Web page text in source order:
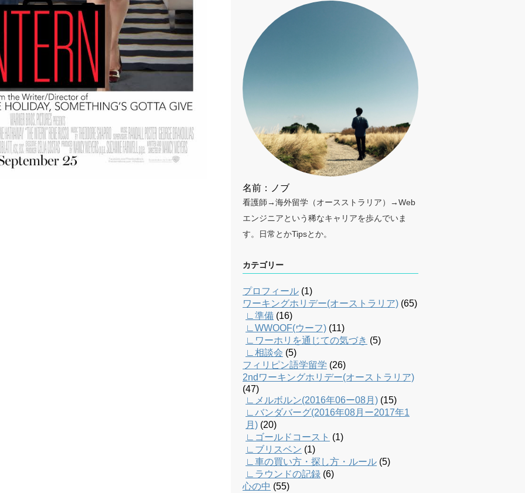
名前：ノブ
看護師→海外留学（オースストラリア）→Web
エンジニアという稀なキャリアを歩んでいま
す。日常とかTipsとか。
カテゴリー
プロフィール (1)
ワーキングホリデー(オーストラリア) (65)
∟準備 (16)
∟WWOOF(ウーフ) (11)
∟ワーホリを通じての気づき (5)
∟相談会 (5)
フィリピン語学留学 (26)
2ndワーキングホリデー(オーストラリア)
(47)
∟メルボルン(2016年06ー08月) (15)
∟バンダバーグ(2016年08月ー2017年1
月) (20)
∟ゴールドコースト (1)
∟ブリスベン (1)
∟車の買い方・探し方・ルール (5)
∟ラウンドの記録 (6)
心の中 (55)